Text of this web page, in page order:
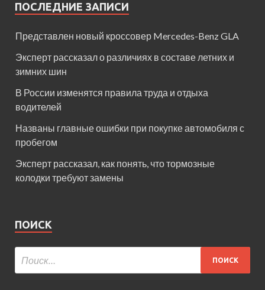
ПОСЛЕДНИЕ ЗАПИСИ
Представлен новый кроссовер Mercedes-Benz GLA
Эксперт рассказал о различиях в составе летних и
зимних шин
В России изменятся правила труда и отдыха
водителей
Названы главные ошибки при покупке автомобиля с
пробегом
Эксперт рассказал, как понять, что тормозные
колодки требуют замены
ПОИСК